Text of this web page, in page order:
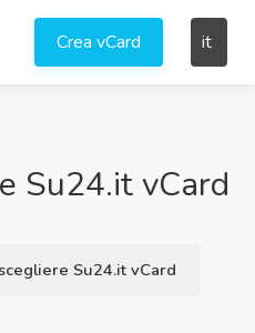
Crea vCard it
Su24.it vCard
Su24.it vCard